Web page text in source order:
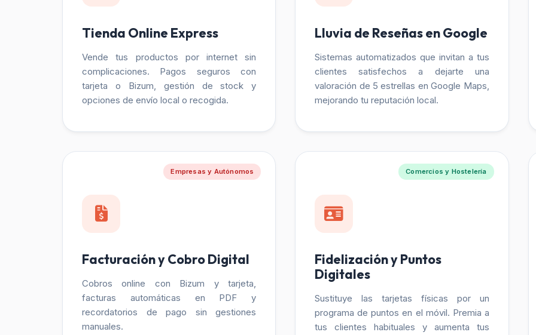
Tienda Online Express
Vende tus productos por internet sin
complicaciones. Pagos seguros con
tarjeta o Bizum, gestión de stock y
opciones de envío local o recogida.
Lluvia de Reseñas en Google
Sistemas automatizados que invitan a tus
clientes satisfechos a dejarte una
valoración de 5 estrellas en Google Maps,
mejorando tu reputación local.
Empresas y Autónomos
Facturación y Cobro Digital
Cobros online con Bizum y tarjeta,
facturas automáticas en PDF y
recordatorios de pago sin gestiones
manuales.
Comercios y Hostelería
Fidelización y Puntos
Digitales
Sustituye las tarjetas físicas por un
programa de puntos en el móvil. Premia a
tus clientes habituales y aumenta tus